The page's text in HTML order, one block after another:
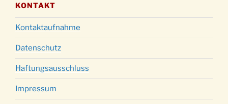
KONTAKT
Kontaktaufnahme
Datenschutz
Haftungsausschluss
Impressum